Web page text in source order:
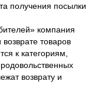
получения посылки
компания
товаров
к категориям,
возврату и